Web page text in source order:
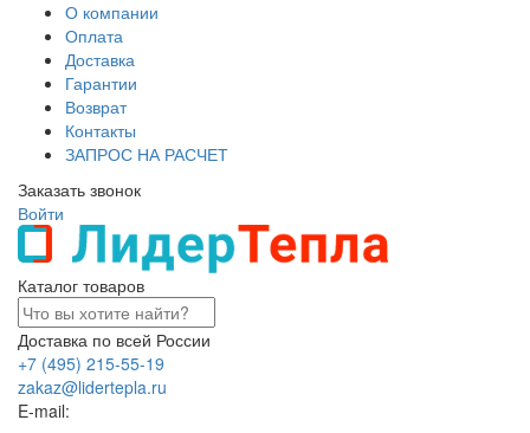
О компании
Оплата
Доставка
Гарантии
Возврат
Контакты
ЗАПРОС НА РАСЧЕТ
Заказать звонок
Войти
Каталог товаров
Доставка по всей России
+7 (495) 215-55-19
zakaz@lidertepla.ru
E-mail: